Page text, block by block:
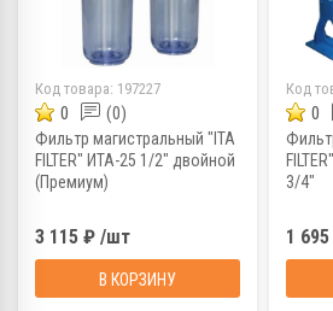
Код товара: 197227
0 (0)
Фильтр магистральный "ITA
FILTER" ИТА-25 1/2" двойной
(Премиум)
3 115 ₽ /шт
В КОРЗИНУ
Код
0
3/4"
1